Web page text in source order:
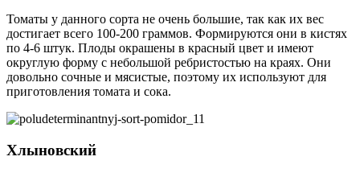
Томаты у данного сорта не очень большие, так как их вес
достигает всего 100-200 граммов. Формируются они в кистях
по 4-6 штук. Плоды окрашены в красный цвет и имеют
округлую форму с небольшой ребристостью на краях. Они
довольно сочные и мясистые, поэтому их используют для
приготовления томата и сока.
Хлыновский